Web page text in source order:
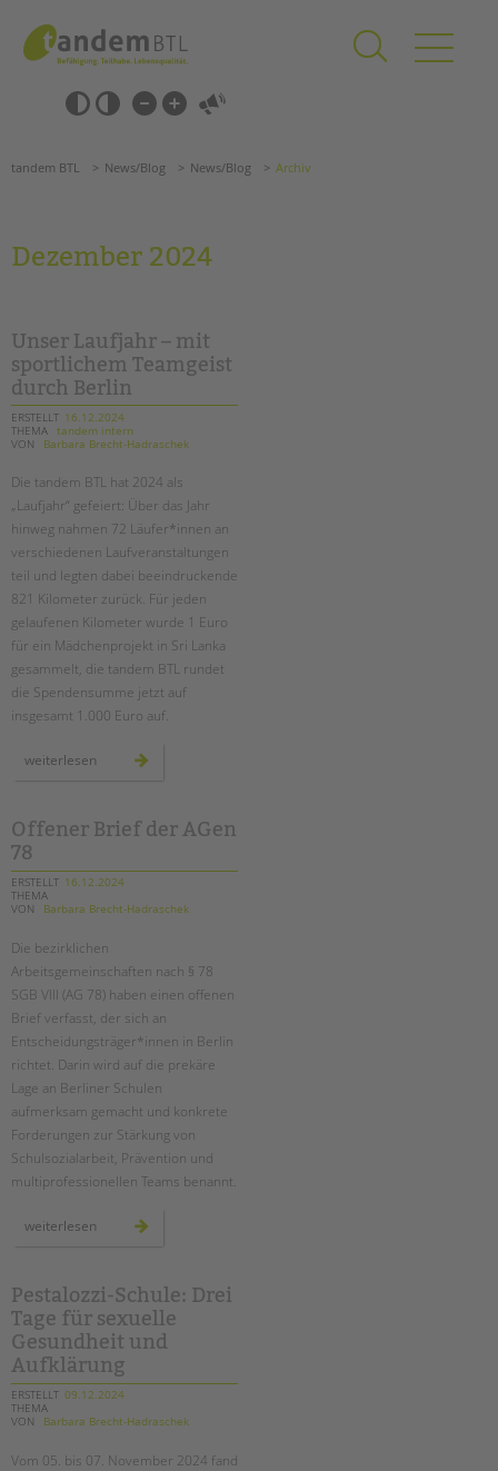
springen
Barrierefrei-
Einstellungen
überspringen
überspringen
Förderzentren
Kollegs
EFöB
Schulbezogene Sozialarbeit
Tagesgruppen
HILFEN ZUR ERZIEHUNG
EINGLIEDERUNGSHILFE
BETREUTES WOHNEN
TANDEM BTL AKADEMIE
Zertfikatskurse
Seminarkalender
PROFIL | LEITBILD
Bereiche im Überblick
Kinder- und Jugendschutz
Unsere Videos
Gesellschafter VdK
schoolcoach BTL
tandem international
KARRIERE
Stellenangebote
tandem als Arbeitgeberin
NEWS/BLOG
unkuerzbar
Magazin
KONTAKT
Impressum
Datenschutz
Hinweisgebersystem
Intranet
Suchen
tandem BTL News/Blog News/Blog Archiv
Dezember 2024
Unser Laufjahr – mit
sportlichem Teamgeist
durch Berlin
ERSTELLT 16.12.2024
THEMA tandem intern
VON
Barbara Brecht-Hadraschek
Die tandem BTL hat 2024 als
„Laufjahr“ gefeiert: Über das Jahr
hinweg nahmen 72 Läufer*innen an
verschiedenen Laufveranstaltungen
teil und legten dabei beeindruckende
821 Kilometer zurück. Für jeden
gelaufenen Kilometer wurde 1 Euro
für ein Mädchenprojekt in Sri Lanka
gesammelt, die tandem BTL rundet
die Spendensumme jetzt auf
insgesamt 1.000 Euro auf.
weiterlesen
laufjahr
teamgeist
durch
Offener Brief der AGen
78
ERSTELLT 16.12.2024
THEMA
VON
Barbara Brecht-Hadraschek
Die bezirklichen
Arbeitsgemeinschaften nach § 78
SGB VIII (AG 78) haben einen offenen
Brief verfasst, der sich an
Entscheidungsträger*innen in Berlin
richtet. Darin wird auf die prekäre
Lage an Berliner Schulen
aufmerksam gemacht und konkrete
Forderungen zur Stärkung von
Schulsozialarbeit, Prävention und
multiprofessionellen Teams benannt.
weiterlesen offener
Pestalozzi-Schule: Drei
Tage für sexuelle
Gesundheit und
Aufklärung
ERSTELLT 09.12.2024
THEMA
VON
Barbara Brecht-Hadraschek
Vom 05. bis 07. November 2024 fand